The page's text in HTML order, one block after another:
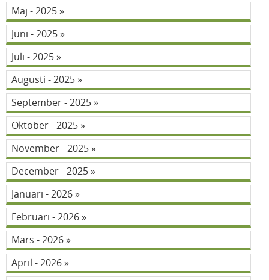
Maj - 2025
Juni - 2025
Juli - 2025
Augusti - 2025
September - 2025
Oktober - 2025
November - 2025
December - 2025
Januari - 2026
Februari - 2026
Mars - 2026
April - 2026